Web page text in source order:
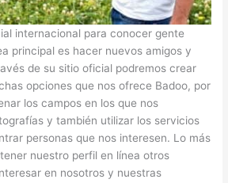
internacional para conocer gente
principal es hacer nuevos amigos y
de su sitio oficial podremos crear
opciones que nos ofrece Badoo, por
los campos en los que nos
y también utilizar los servicios
personas que nos interesen. Lo más
nuestro perfil en línea otros
en nosotros y nuestras